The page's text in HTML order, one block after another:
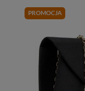
PROMOCJA